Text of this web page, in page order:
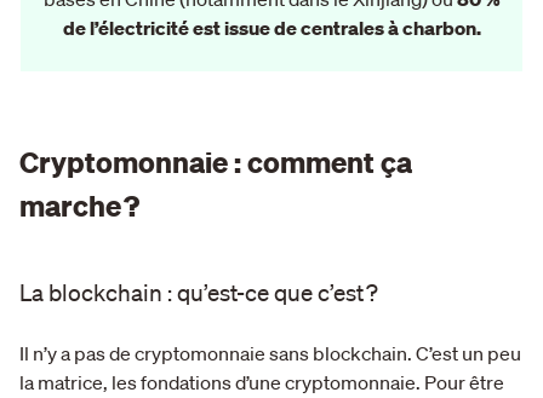
de l’électricité est issue de centrales à charbon.
Cryptomonnaie : comment ça
marche ?
La blockchain : qu’est-ce que c’est ?
Il n’y a pas de cryptomonnaie sans blockchain. C’est un peu
la matrice, les fondations d’une cryptomonnaie. Pour être